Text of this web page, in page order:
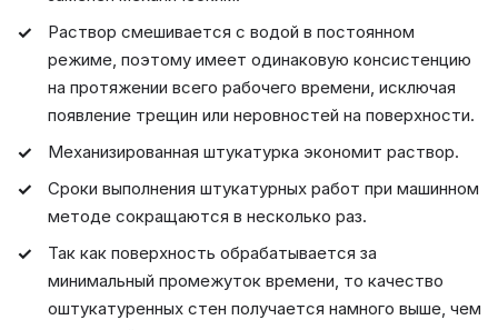
Раствор смешивается с водой в постоянном
режиме, поэтому имеет одинаковую консистенцию
на протяжении всего рабочего времени, исключая
появление трещин или неровностей на поверхности.
Механизированная штукатурка экономит раствор.
Сроки выполнения штукатурных работ при машинном
методе сокращаются в несколько раз.
Так как поверхность обрабатывается за
минимальный промежуток времени, то качество
оштукатуренных стен получается намного выше, чем